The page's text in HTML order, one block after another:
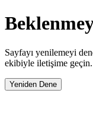
Sayfayı yenilemeyi
ekibiyle iletişime geçin.
Yeniden Dene